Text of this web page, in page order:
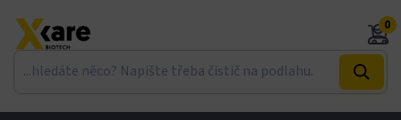
Hacklink panel
Hacklink panel
Backlink paketleri
content
0